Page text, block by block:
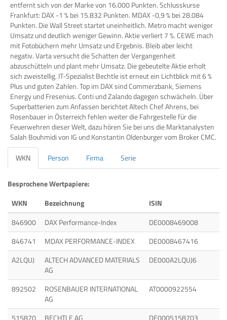
entfernt sich von der Marke von 16.000 Punkten. Schlusskurse
Frankfurt: DAX -1 % bei 15.832 Punkten. MDAX -0,9 % bei 28.084
Punkten. Die Wall Street startet uneinheitlich. Metro macht weniger
Umsatz und deutlich weniger Gewinn. Aktie verliert 7 %. CEWE mach
mit Fotobüchern mehr Umsatz und Ergebnis. Bleib aber leicht
negativ. Varta versucht die Schatten der Vergangenheit
abzuschütteln und plant mehr Umsatz. Die gebeutelte Aktie erholt
sich zweistellig. IT-Spezialist Bechtle ist erneut ein Lichtblick mit 6 %
Plus und guten Zahlen. Top im DAX sind Commerzbank, Siemens
Energy und Fresenius. Conti und Zalando dagegen schwächeln. Über
Superbatterien zum Anfassen berichtet Altech Chef Ahrens, bei
Rosenbauer in Österreich fehlen weiter die Fahrgestelle für die
Feuerwehren dieser Welt, dazu hören Sie bei uns die Marktanalysten
Salah Bouhmidi von IG und Konstantin Oldenburger vom Broker CMC.
WKN
Person Firma Serie
Besprochene Wertpapiere:
WKN
Bezeichnung
ISIN
846900
DAX Performance-Index
DE0008469008
846741
MDAX PERFORMANCE-INDEX
DE0008467416
A2LQUJ
ALTECH ADVANCED MATERIALS
AG
DE000A2LQUJ6
892502
ROSENBAUER INTERNATIONAL
AG
AT0000922554